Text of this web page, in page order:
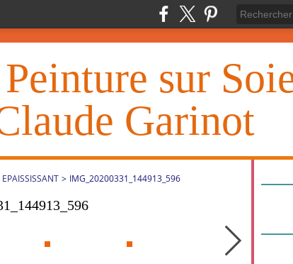
sur
Garinot
EPAISSISSANT > IMG_20200331_144913_596